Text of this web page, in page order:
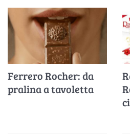
Ferrero Rocher: da
pralina a tavoletta